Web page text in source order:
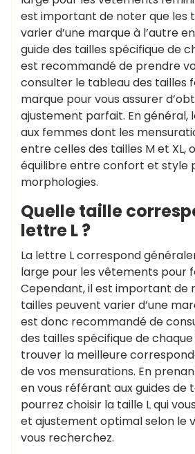
est important de noter que les
varier d’une marque à l’autre
guide des tailles spécifique de
est recommandé de prendre
consulter le tableau des tailles
marque pour vous assurer
ajustement parfait. En général,
aux femmes dont les
entre celles des tailles M et XL,
équilibre entre confort et style
morphologies.
Quelle taille
lettre L ?
La lettre L correspond
large pour les vêtements pour
Cependant, il est important de
tailles peuvent varier d’une
est donc recommandé de
des tailles spécifique de
trouver la meilleure
de vos mensurations. En
en vous référant aux guides de
pourrez choisir la taille L qui
et ajustement optimal selon le
vous recherchez.